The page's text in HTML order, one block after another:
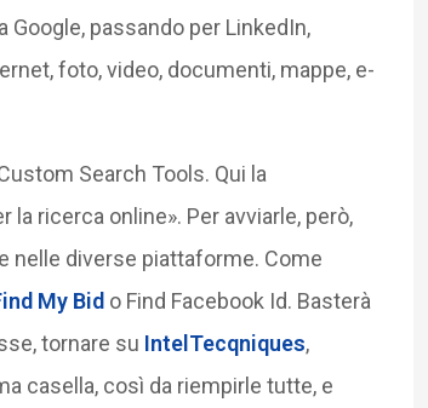
passando per LinkedIn,
foto, video, documenti, mappe, e-
Search Tools. Qui la
la ricerca online». Per avviarle, però,
nelle diverse piattaforme. Come
My Bid o Find Facebook Id. Basterà
tornare su IntelTecqniques,
casella, così da riempirle tutte, e